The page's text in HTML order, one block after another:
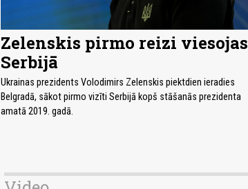
Zelenskis pirmo reizi viesojas
Serbijā
Ukrainas prezidents Volodimirs Zelenskis piektdien ieradies
Belgradā, sākot pirmo vizīti Serbijā kopš stāšanās prezidenta
amatā 2019. gadā.